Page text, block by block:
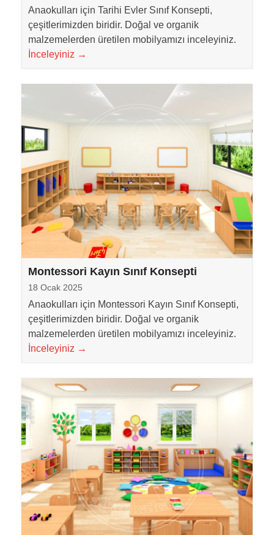
Anaokulları için Tarihi Evler Sınıf Konsepti,
çeşitlerimizden biridir. Doğal ve organik
malzemelerden üretilen mobilyamızı inceleyiniz.
İnceleyiniz →
Montessori Kayın Sınıf Konsepti
18 Ocak 2025
Anaokulları için Montessori Kayın Sınıf Konsepti,
çeşitlerimizden biridir. Doğal ve organik
malzemelerden üretilen mobilyamızı inceleyiniz.
İnceleyiniz →